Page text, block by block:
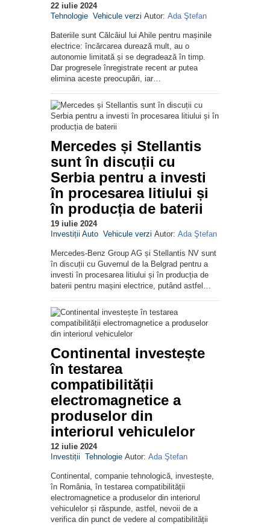
22 iulie 2024
Tehnologie Vehicule verzi Autor: Ada Ştefan
Bateriile sunt Călcâiul lui Ahile pentru mașinile
electrice: încărcarea durează mult, au o
autonomie limitată și se degradează în timp.
Dar progresele înregistrate recent ar putea
elimina aceste preocupări, iar…
Mercedes și Stellantis
sunt în discuții cu
Serbia pentru a investi
în procesarea litiului și
în producția de baterii
19 iulie 2024
Investiții Auto Vehicule verzi Autor: Ada Ştefan
Mercedes-Benz Group AG și Stellantis NV sunt
în discuții cu Guvernul de la Belgrad pentru a
investi în procesarea litiului și în producția de
baterii pentru mașini electrice, putând astfel…
Continental investește
în testarea
compatibilității
electromagnetice a
produselor din
interiorul vehiculelor
12 iulie 2024
Investiții Tehnologie Autor: Ada Ştefan
Continental, companie tehnologică, investește,
în România, în testarea compatibilității
electromagnetice a produselor din interiorul
vehiculelor și răspunde, astfel, nevoii de a
verifica din punct de vedere al compatibilității